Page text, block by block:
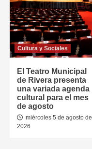
Cultura y Sociales
El Teatro Municipal
de Rivera presenta
una variada agenda
cultural para el mes
de agosto
miércoles 5 de agosto de
2026